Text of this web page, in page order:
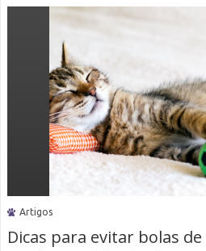
Artigos
Dicas para evitar bolas